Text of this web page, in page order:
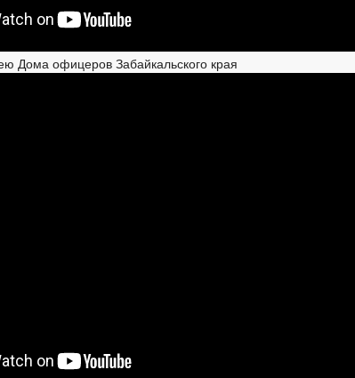
Дома офицеров Забайкальского края